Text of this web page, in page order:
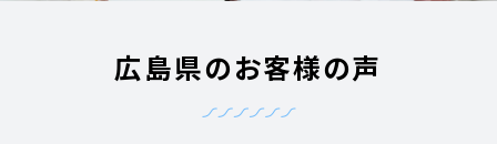
広島県のお客様の声